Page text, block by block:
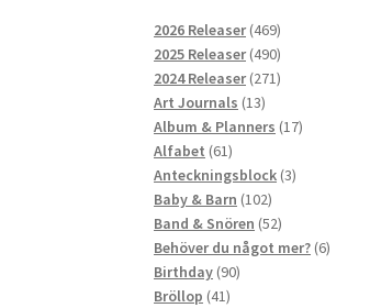
2026 Releaser 469469
produkter
2025 Releaser 490490
produkter
2024 Releaser 271271
Art Journals 1313
produkter
Album & Planners 1717
Alfabet 6161
produkter
Anteckningsblock 33
Baby & Barn 102102
produkter
Band & Snören 5252
produkter
Behöver du något mer? 66
Birthday 9090
Bröllop 4141